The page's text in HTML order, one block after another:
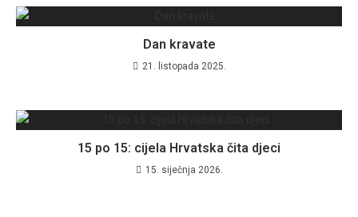
Dan kravate
21. listopada 2025.
15 po 15: cijela Hrvatska čita djeci
15. siječnja 2026.